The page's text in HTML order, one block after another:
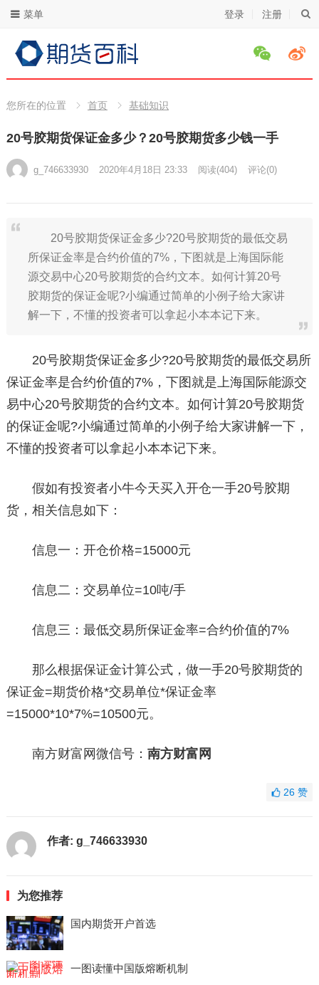
登录 注册
菜单
您所在的位置 首页 基础知识
20号胶期货保证金多少？20号胶期货多少钱一手
g_746633930 2020年4月18日 23:33 阅读(404) 评论(0)
20号胶期货保证金多少?20号胶期货的最低交易
所保证金率是合约价值的7%，下图就是上海国际能
源交易中心20号胶期货的合约文本。如何计算20号
胶期货的保证金呢?小编通过简单的小例子给大家讲
解一下，不懂的投资者可以拿起小本本记下来。
20号胶期货保证金多少?20号胶期货的最低交易所
保证金率是合约价值的7%，下图就是上海国际能源交
易中心20号胶期货的合约文本。如何计算20号胶期货
的保证金呢?小编通过简单的小例子给大家讲解一下，
不懂的投资者可以拿起小本本记下来。
假如有投资者小牛今天买入开仓一手20号胶期
货，相关信息如下：
信息一：开仓价格=15000元
信息二：交易单位=10吨/手
信息三：最低交易所保证金率=合约价值的7%
那么根据保证金计算公式，做一手20号胶期货的
保证金=期货价格*交易单位*保证金率
=15000*10*7%=10500元。
南方财富网微信号： 南方财富网
26赞
作者: g_746633930
为您推荐
国内期货开户首选
一图读懂中国版熔断机制